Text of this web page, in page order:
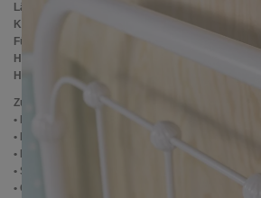
Länge:
Kopfteilhöhe:
Füßteilhöhe:
Höhe bis zur Rahmenunterkante:
Höhe bis zur Rahmenoberkante:
Zusätzliche Informationen
• Handmade
• Pulverbesichtet
• Fußstopfen aus Kunststoff
• Seitenablagen für Lattenrost 2,8 cm
• Ohne Lattenrost